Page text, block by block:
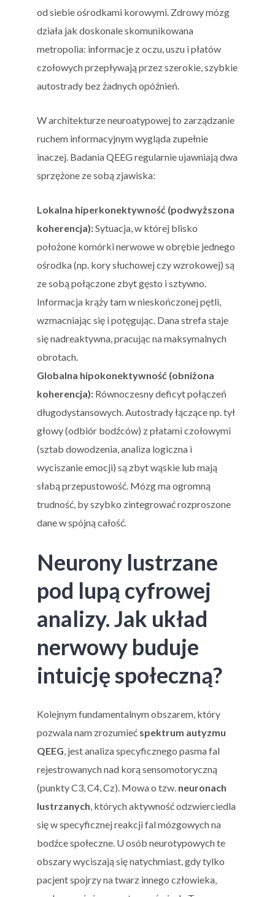
od siebie ośrodkami korowymi. Zdrowy mózg
działa jak doskonale skomunikowana
metropolia: informacje z oczu, uszu i płatów
czołowych przepływają przez szerokie, szybkie
autostrady bez żadnych opóźnień.
W architekturze neuroatypowej to zarządzanie
ruchem informacyjnym wygląda zupełnie
inaczej. Badania QEEG regularnie ujawniają dwa
sprzężone ze sobą zjawiska:
Lokalna hiperkonektywność (podwyższona
koherencja):Sytuacja, w której blisko
położone komórki nerwowe w obrębie jednego
ośrodka (np. kory słuchowej czy wzrokowej) są
ze sobą połączone zbyt gęsto i sztywno.
Informacja krąży tam w nieskończonej pętli,
wzmacniając się i potęgując. Dana strefa staje
się nadreaktywna, pracując na maksymalnych
obrotach.
Globalna hipokonektywność (obniżona
koherencja): Równoczesny deficyt połączeń
długodystansowych. Autostrady łączące np. tył
głowy (odbiór bodźców) z płatami czołowymi
(sztab dowodzenia, analiza logiczna i
wyciszanie emocji) są zbyt wąskie lub mają
słabą przepustowość. Mózg ma ogromną
trudność, by szybko zintegrować rozproszone
dane w spójną całość.
Neurony lustrzane
pod lupą cyfrowej
analizy. Jak układ
nerwowy buduje
intuicję społeczną?
Kolejnym fundamentalnym obszarem, który
pozwala nam zrozumieć spektrum autyzmu
QEEG, jest analiza specyficznego pasma fal
rejestrowanych nad korą sensomotoryczną
(punkty C3, C4, Cz). Mowa o tzw. neuronach
lustrzanych, których aktywność odzwierciedla
się w specyficznej reakcji fal mózgowych na
bodźce społeczne. U osób neurotypowych te
obszary wyciszają się natychmiast, gdy tylko
pacjent spojrzy na twarz innego człowieka,